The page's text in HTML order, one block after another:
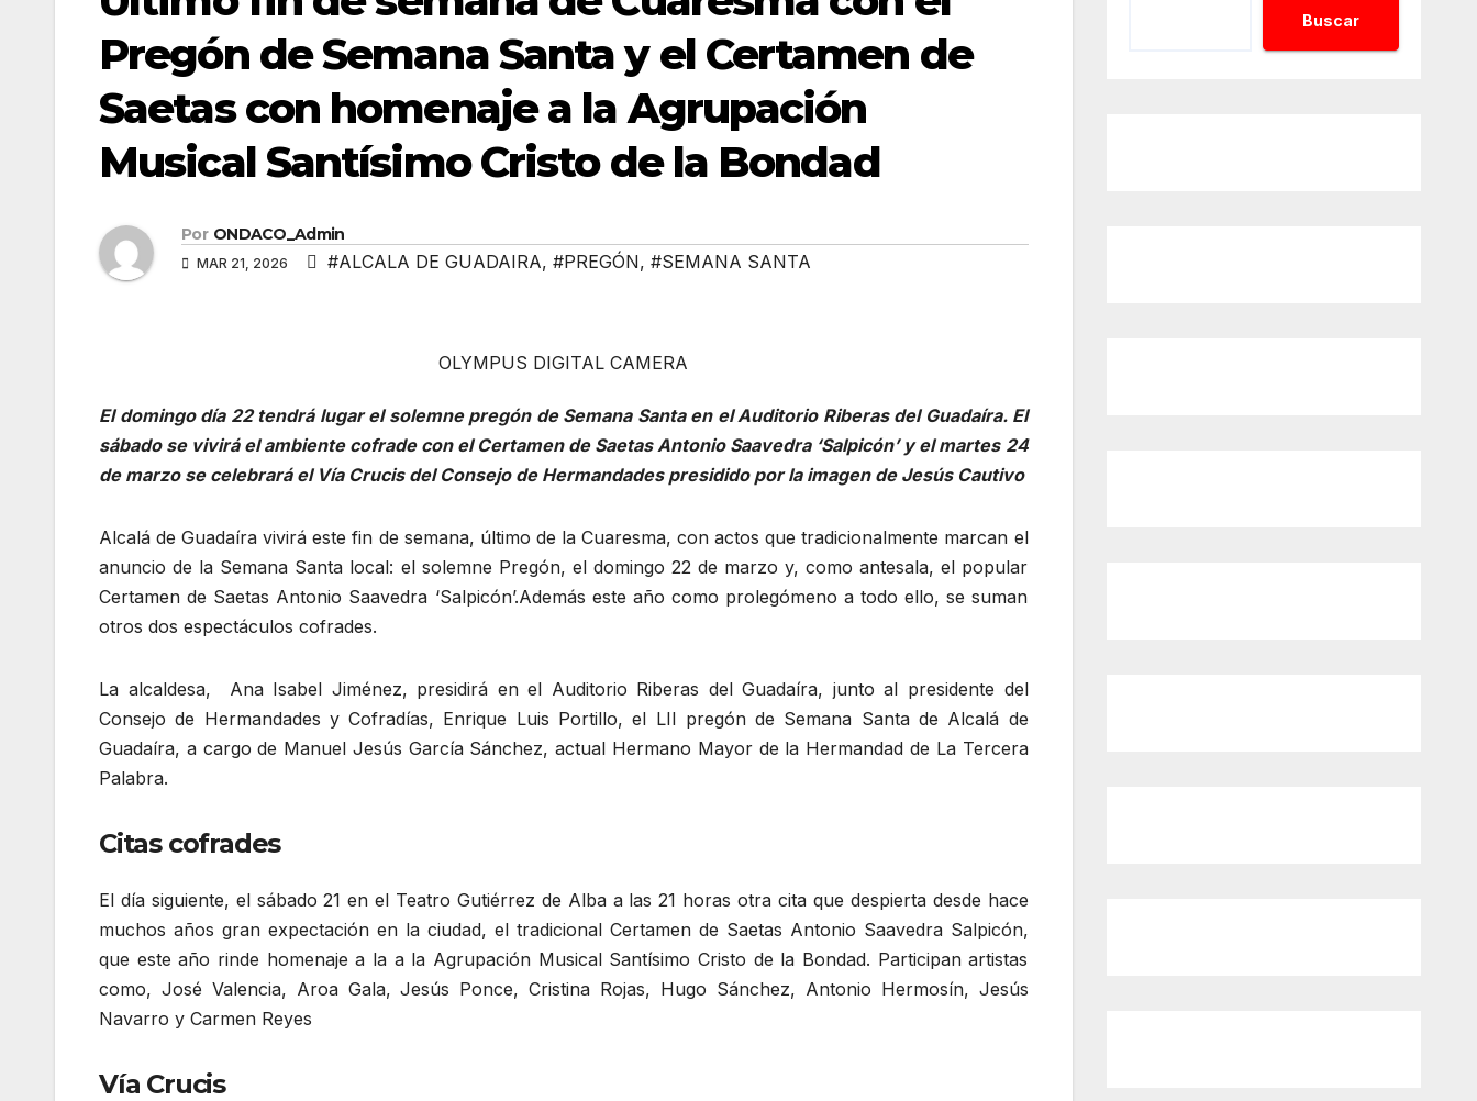
Pregón de Semana Santa y el Certamen de
Saetas con homenaje a la Agrupación
Musical Santísimo Cristo de la Bondad
Por ONDACO_Admin
MAR 21, 2026 #ALCALA DE GUADAIRA, #PREGÓN, #SEMANA SANTA
OLYMPUS DIGITAL CAMERA
El domingo día 22 tendrá lugar el solemne pregón de Semana Santa en el Auditorio Riberas del Guadaíra. El
sábado se vivirá el ambiente cofrade con el Certamen de Saetas Antonio Saavedra ‘Salpicón’ y el martes 24
de marzo se celebrará el Vía Crucis del Consejo de Hermandades presidido por la imagen de Jesús Cautivo
Alcalá de Guadaíra vivirá este fin de semana, último de la Cuaresma, con actos que tradicionalmente marcan el
anuncio de la Semana Santa local: el solemne Pregón, el domingo 22 de marzo y, como antesala, el popular
Certamen de Saetas Antonio Saavedra ‘Salpicón’.Además este año como prolegómeno a todo ello, se suman
otros dos espectáculos cofrades.
La alcaldesa, Ana Isabel Jiménez, presidirá en el Auditorio Riberas del Guadaíra, junto al presidente del
Consejo de Hermandades y Cofradías, Enrique Luis Portillo, el LII pregón de Semana Santa de Alcalá de
Guadaíra, a cargo de Manuel Jesús García Sánchez, actual Hermano Mayor de la Hermandad de La Tercera
Palabra.
Citas cofrades
El día siguiente, el sábado 21 en el Teatro Gutiérrez de Alba a las 21 horas otra cita que despierta desde hace
muchos años gran expectación en la ciudad, el tradicional Certamen de Saetas Antonio Saavedra Salpicón,
que este año rinde homenaje a la a la Agrupación Musical Santísimo Cristo de la Bondad. Participan artistas
como, José Valencia, Aroa Gala, Jesús Ponce, Cristina Rojas, Hugo Sánchez, Antonio Hermosín, Jesús
Navarro y Carmen Reyes
Vía Crucis
Buscar